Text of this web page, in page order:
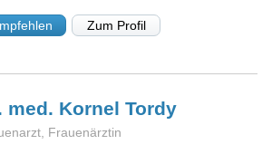
Zum Profil
med. KornelTordy
Frauenärztin